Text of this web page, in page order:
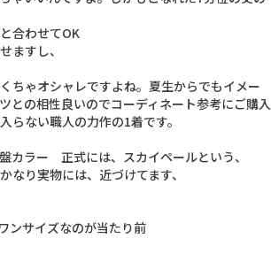
と合わせてOK
せます し、
く ちゃオシャ レですよね。 夏生からでもイメー
ツとの相性良いのでコーディ ネー ト参考にご購入
入らない職人の力作の1着です。
盤カラー 正式には、 スカイペールという、
かなり実物には、 近づけてます、
ワンサイズなのが当たり前